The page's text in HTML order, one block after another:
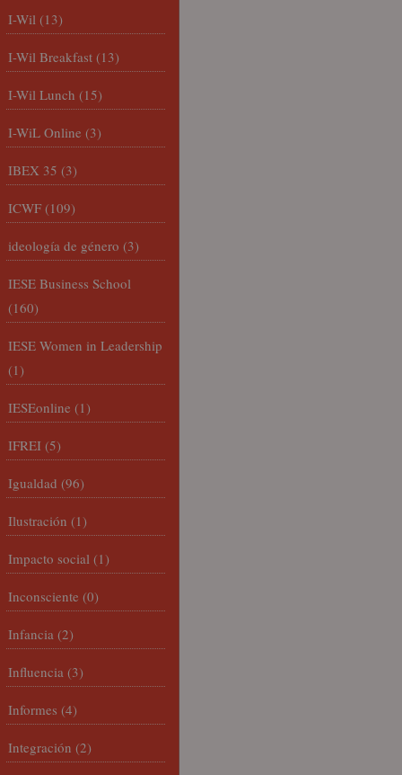
I-Wil (13)
I-Wil Breakfast (13)
I-Wil Lunch (15)
I-WiL Online (3)
IBEX 35 (3)
ICWF (109)
ideología de género (3)
IESE Business School
(160)
IESE Women in Leadership
(1)
IESEonline (1)
IFREI (5)
Igualdad (96)
Ilustración (1)
Impacto social (1)
Inconsciente (0)
Infancia (2)
Influencia (3)
Informes (4)
Integración (2)